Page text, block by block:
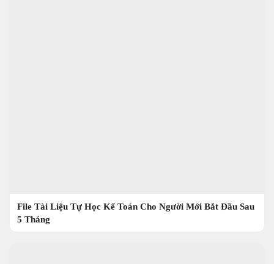
File Tài Liệu Tự Học Kế Toán Cho Người Mới Bắt Đầu Sau
5 Tháng